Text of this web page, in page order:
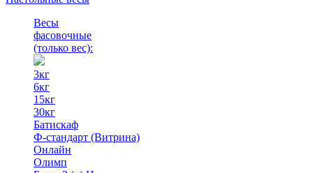
Весы
фасовочные
(только вес):
3кг
6кг
15кг
30кг
Батискаф
Ф-стандарт (Витрина)
Онлайн
Олимп